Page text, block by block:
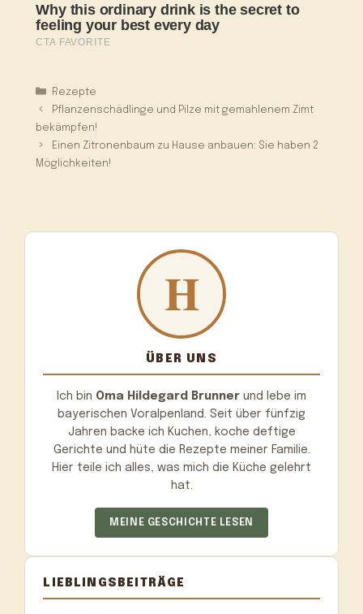
Kategorien
Rezepte
Pflanzenschädlinge und Pilze mit gemahlenem Zimt
bekämpfen!
Einen Zitronenbaum zu Hause anbauen: Sie haben 2
Möglichkeiten!
ÜBER UNS
Ich bin Oma Hildegard Brunner und lebe im
bayerischen Voralpenland. Seit über fünfzig
Jahren backe ich Kuchen, koche deftige
Gerichte und hüte die Rezepte meiner Familie.
Hier teile ich alles, was mich die Küche gelehrt
hat.
MEINE GESCHICHTE LESEN
LIEBLINGSBEITRÄGE